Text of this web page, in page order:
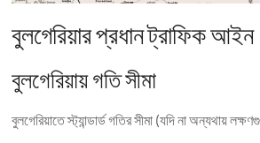
বুলগেরিয়ার প্রধান ট্রাফিক আইন
বুলগেরিয়ায় গতি সীমা
বুলগেরিয়াতে স্ট্যান্ডার্ড গতির সীমা (যদি না অন্যথায়